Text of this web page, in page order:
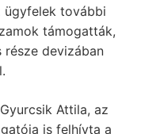
ügyfelek további
támogatták,
devizában
Attila, az
is felhívta a